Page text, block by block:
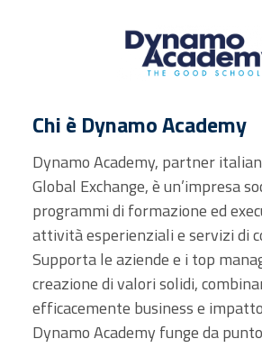
Chi è Dynamo Academy
Dynamo Academy, partner
Global Exchange, è un’impresa
programmi di formazione ed
attività esperienziali e servizi di
Supporta le aziende e i top
creazione di valori solidi,
efficacemente business e
Dynamo Academy funge da